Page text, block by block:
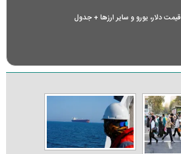
قیمت دلار، یورو و سایر ارز‌ها + جدول